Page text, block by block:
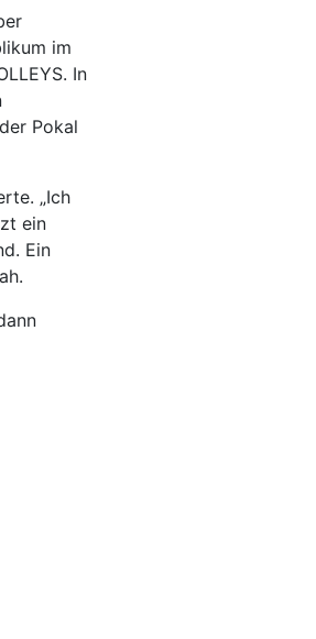
im
In
Pokal
„Ich
ein
Ein